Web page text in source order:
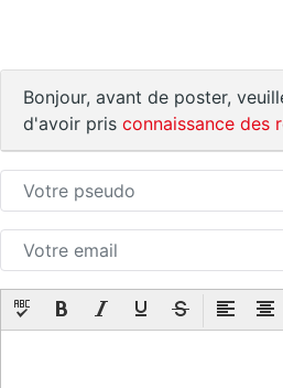
Bonjour, avant de poster,
d'avoir pris connaissance des